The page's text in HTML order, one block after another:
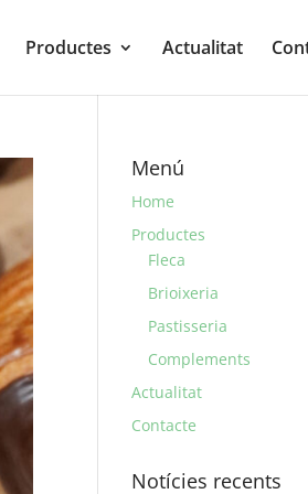
Productes Actualitat
Menú
Home
Productes
Fleca
Brioixeria
Pastisseria
Complements
Actualitat
Contacte
Notícies recents